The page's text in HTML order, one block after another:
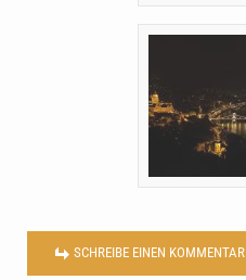
SCHREIBE EINEN KOMMENTAR